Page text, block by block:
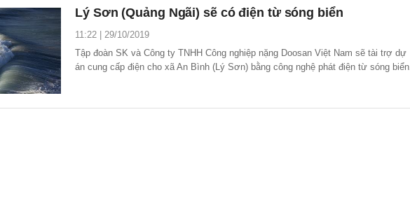
Lý Sơn (Quảng Ngãi) sẽ có điện từ sóng biển
11:22 | 29/10/2019
Tập đoàn SK và Công ty TNHH Công nghiệp nặng Doosan Việt Nam sẽ tài trợ dự
án cung cấp điện cho xã An Bình (Lý Sơn) bằng công nghệ phát điện từ sóng biển.